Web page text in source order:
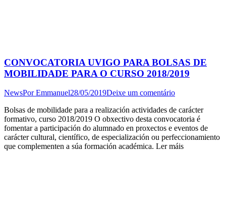
CONVOCATORIA UVIGO PARA BOLSAS DE
MOBILIDADE PARA O CURSO 2018/2019
NewsPorEmmanuel28/05/2019Deixe um comentário
Bolsas de mobilidade para a realización actividades de carácter
formativo, curso 2018/2019 O obxectivo desta convocatoria é
fomentar a participación do alumnado en proxectos e eventos de
carácter cultural, científico, de especialización ou perfeccionamiento
que complementen a súa formación académica. Ler máis